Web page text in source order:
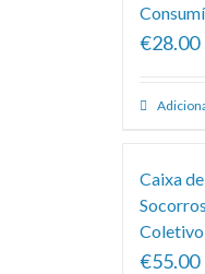
€28.00
Caixa
Coletivo
€55.00